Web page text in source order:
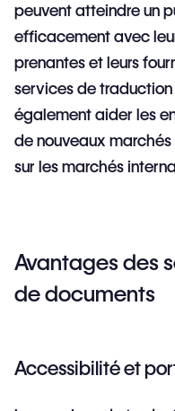
peuvent atteindre un
efficacement avec
prenantes et leurs
services de
également aider les
de nouveaux
sur les marchés
Avantages des
de documents
Accessibilité et